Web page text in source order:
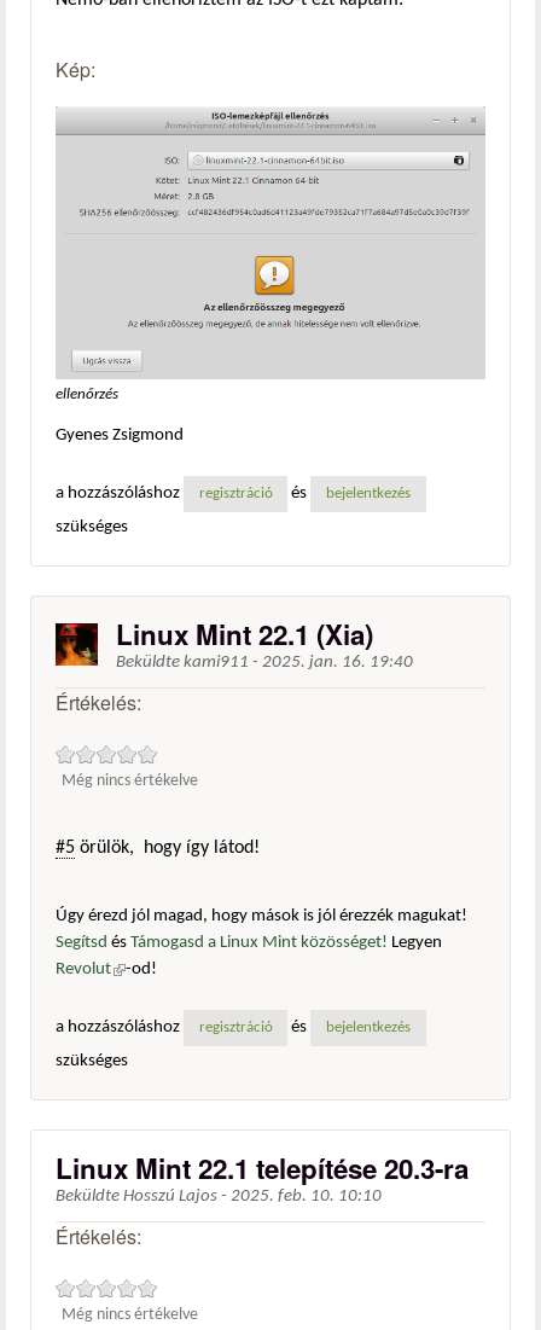
Kép:
ellenőrzés
Gyenes Zsigmond
a hozzászóláshoz regisztráció és bejelentkezés
szükséges
Linux Mint 22.1 (Xia)
Beküldte kami911 - 2025. jan. 16. 19:40
Értékelés:
Még nincs értékelve
#5 örülök, hogy így látod!
Úgy érezd jól magad, hogy mások is jól érezzék magukat!
Segítsd és Támogasd a Linux Mint közösséget! Legyen
Revolut(külső hivatkozás)
-od!
a hozzászóláshoz regisztráció és bejelentkezés
szükséges
Linux Mint 22.1 telepítése 20.3-ra
Beküldte Hosszú Lajos - 2025. feb. 10. 10:10
Értékelés:
Még nincs értékelve